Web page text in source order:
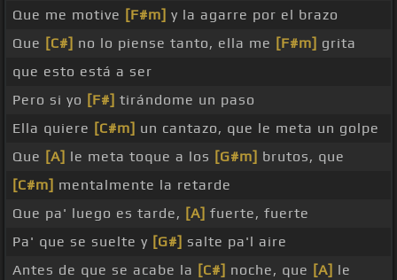
Que me motive [F#m] y la agarre por el brazo
Que [C#] no lo piense tanto, ella me [F#m] grita
que esto está a ser
Pero si yo [F#] tirándome un paso
Ella quiere [C#m] un cantazo, que le meta un golpe
Que [A] le meta toque a los [G#m] brutos, que
[C#m] mentalmente la retarde
Que pa' luego es tarde, [A] fuerte, fuerte
Pa' que se suelte y [G#] salte pa'l aire
Antes de que se acabe la [C#] noche, que [A] le